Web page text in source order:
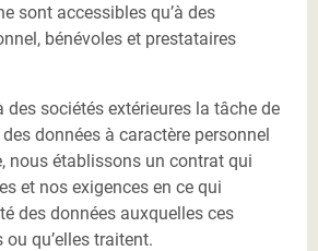
sont accessibles qu’à des
bénévoles et prestataires
sociétés extérieures la tâche de
données à caractère personnel
nous établissons un contrat qui
et nos exigences en ce qui
des données auxquelles ces
qu’elles traitent.